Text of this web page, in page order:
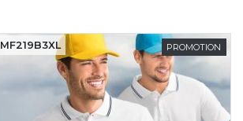
PROMOTION
MF219B3XL